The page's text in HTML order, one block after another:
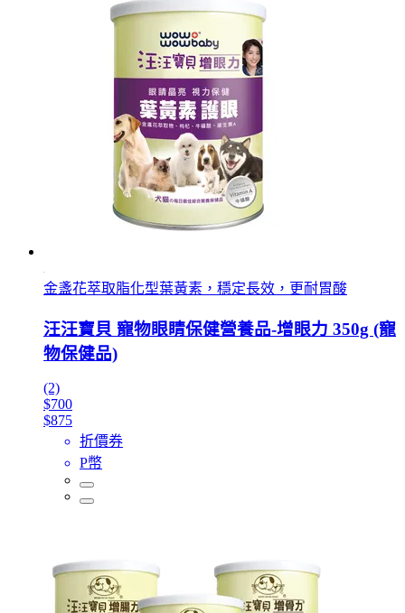
金盞花萃取脂化型葉黃素，穩定長效，更耐胃酸
汪汪寶貝 寵物眼睛保健營養品-增眼力 350g (寵
物保健品)
(2)
$700
$875
折價券
P幣